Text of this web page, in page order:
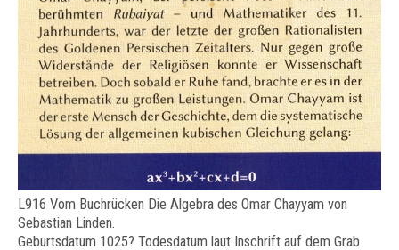
L916 Vom Buchrücken Die Algebra des Omar Chayyam von
Sebastian Linden.
Geburtsdatum 1025? Todesdatum laut Inschrift auf dem Grab